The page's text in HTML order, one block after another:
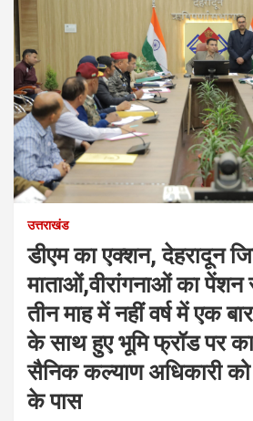
उत्तराखंड
डीएम का एक्शन, देहरादून
माताओं,वीरांगनाओं का पेंशन
तीन माह में नहीं वर्ष में एक बार
के साथ हुए भूमि फ्रॉड पर
सैनिक कल्याण अधिकारी
के पास